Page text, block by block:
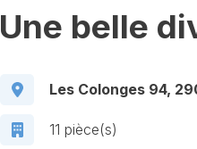
Une belle
Les Colonges 94,
11 pièce(s)